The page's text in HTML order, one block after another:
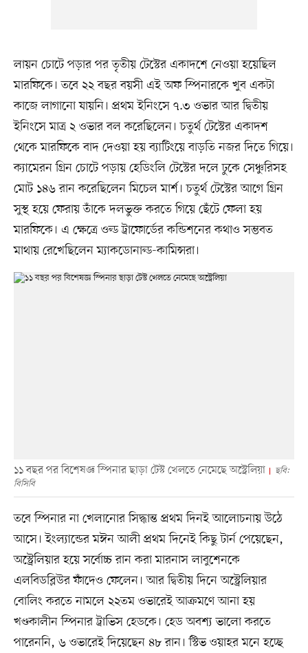
লায়ন চোটে পড়ার পর তৃতীয় টেস্টের একাদশে নেওয়া হয়েছিল
মারফিকে। তবে ২২ বছর বয়সী এই অফ স্পিনারকে খুব একটা
কাজে লাগানো যায়নি। প্রথম ইনিংসে ৭.৩ ওভার আর দ্বিতীয়
ইনিংসে মাত্র ২ ওভার বল করেছিলেন। চতুর্থ টেস্টের একাদশ
থেকে মারফিকে বাদ দেওয়া হয় ব্যাটিংয়ে বাড়তি নজর দিতে গিয়ে।
ক্যামেরন গ্রিন চোটে পড়ায় হেডিংলি টেস্টের দলে ঢুকে সেঞ্চুরিসহ
মোট ১৪৬ রান করেছিলেন মিচেল মার্শ। চতুর্থ টেস্টের আগে গ্রিন
সুস্থ হয়ে ফেরায় তাঁকে দলভুক্ত করতে গিয়ে ছেঁটে ফেলা হয়
মারফিকে। এ ক্ষেত্রে ওল্ড ট্রাফোর্ডের কন্ডিশনের কথাও সম্ভবত
মাথায় রেখেছিলেন ম্যাকডোনাল্ড-কামিন্সরা।
১১ বছর পর বিশেষজ্ঞ স্পিনার ছাড়া টেস্ট খেলতে নেমেছে অস্ট্রেলিয়া
ছবি:
বিসিবি
তবে স্পিনার না খেলানোর সিদ্ধান্ত প্রথম দিনই আলোচনায় উঠে
আসে। ইংল্যান্ডের মঈন আলী প্রথম দিনেই কিছু টার্ন পেয়েছেন,
অস্ট্রেলিয়ার হয়ে সর্বোচ্চ রান করা মারনাস লাবুশেনকে
এলবিডব্লিউর ফাঁদেও ফেলেন। আর দ্বিতীয় দিনে অস্ট্রেলিয়ার
বোলিং করতে নামলে ২২তম ওভারেই আক্রমণে আনা হয়
খণ্ডকালীন স্পিনার ট্রাভিস হেডকে। হেড অবশ্য ভালো করতে
পারেননি, ৬ ওভারেই দিয়েছেন ৪৮ রান। স্টিভ ওয়াহর মনে হচ্ছে